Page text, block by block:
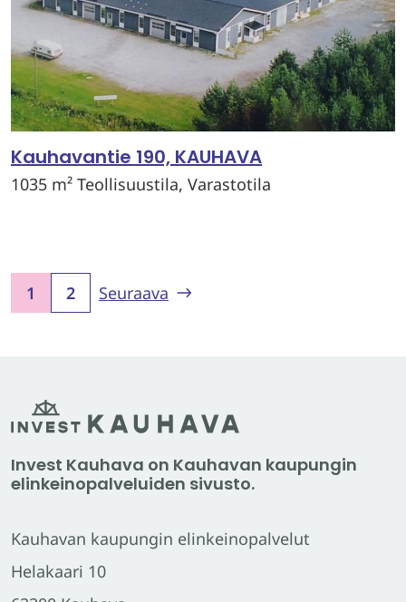
Kauhavantie 190, KAUHAVA
1035 m² Teollisuustila, Varastotila
1 2 Seuraava
Invest Kauhava on Kauhavan kaupungin
elinkeinopalveluiden sivusto.
Kauhavan kaupungin elinkeinopalvelut
Helakaari 10